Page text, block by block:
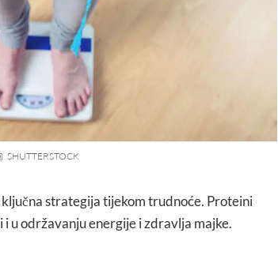
SHUTTERSTOCK
strategija tijekom trudnoće. Proteini
u održavanju energije i zdravlja majke.